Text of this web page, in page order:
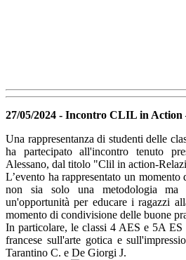
27/05/2024 - Incontro CLIL in Action
Una rappresentanza di studenti delle
ha partecipato all'incontro tenuto
Alessano, dal titolo "Clil in action-
L’evento ha rappresentato un
non sia solo una metodologia ma
un'opportunità per educare i ragazzi
momento di condivisione delle buone
In particolare, le classi 4 AES e 5A
francese sull'arte gotica e
Tarantino C. e De Giorgi J.